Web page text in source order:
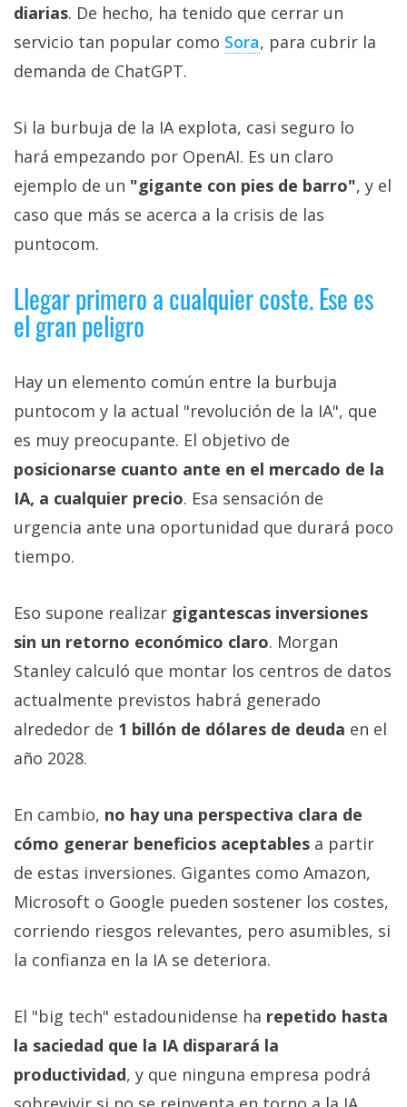
diarias. De hecho, ha tenido que cerrar un
servicio tan popular como Sora‎, para cubrir la
demanda de ChatGPT.
Si la burbuja de la IA explota, casi seguro lo
hará empezando por OpenAI. Es un claro
ejemplo de un "gigante con pies de barro", y el
caso que más se acerca a la crisis de las
puntocom.
Llegar primero a cualquier coste. Ese es
el gran peligro
Hay un elemento común entre la burbuja
puntocom y la actual "revolución de la IA", que
es muy preocupante. El objetivo de
posicionarse cuanto ante en el mercado de la
IA, a cualquier precio. Esa sensación de
urgencia ante una oportunidad que durará poco
tiempo.
Eso supone realizar gigantescas inversiones
sin un retorno económico claro. Morgan
Stanley calculó que montar los centros de datos
actualmente previstos habrá generado
alrededor de 1 billón de dólares de deuda en el
año 2028.
En cambio, no hay una perspectiva clara de
cómo generar beneficios aceptables a partir
de estas inversiones. Gigantes como Amazon,
Microsoft o Google pueden sostener los costes,
corriendo riesgos relevantes, pero asumibles, si
la confianza en la IA se deteriora.
El "big tech" estadounidense ha repetido hasta
la saciedad que la IA disparará la
productividad, y que ninguna empresa podrá